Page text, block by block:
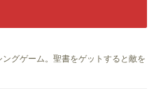
グゲーム。聖書をゲットすると敵を